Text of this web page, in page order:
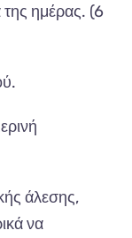
της ημέρας. (6
άλεσης,
να